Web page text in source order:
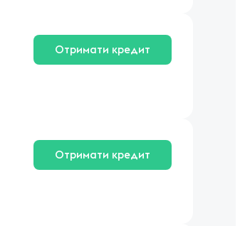
Отримати кредит
Отримати кредит